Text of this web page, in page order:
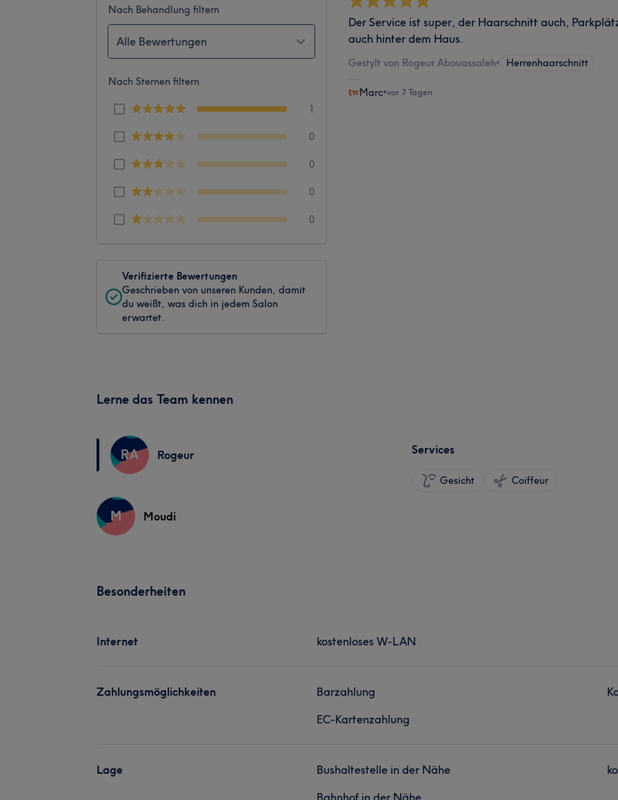
Nach Behandlung filtern
Alle Bewertungen
Nach Sternen filtern
1
0
0
0
0
Verifizierte Bewertungen
Geschrieben von unseren Kunden, damit
du weißt, was dich in jedem Salon
erwartet.
Der Service ist super, der Haarschnitt auch,
auch hinter dem Haus.
Gestylt von Rogeur Abouassaleh• Herrenhaarschnitt
Marc•vor 7 Tagen
Lerne das Team kennen
RA Rogeur
M Moudi
Services
Gesicht Coiffeur
Besonderheiten
Internet kostenloses W-LAN
Zahlungsmöglichkeiten
Barzahlung
EC-Kartenzahlung
Lage
Bushaltestelle in der Nähe
Bahnhof in der Nähe